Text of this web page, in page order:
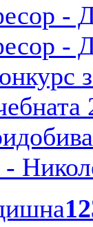
-
-
-
12